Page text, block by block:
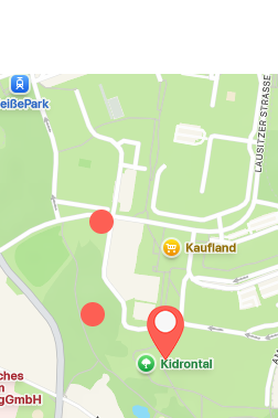
Blog
Partner
Kontakt
Impressum
Anmelden